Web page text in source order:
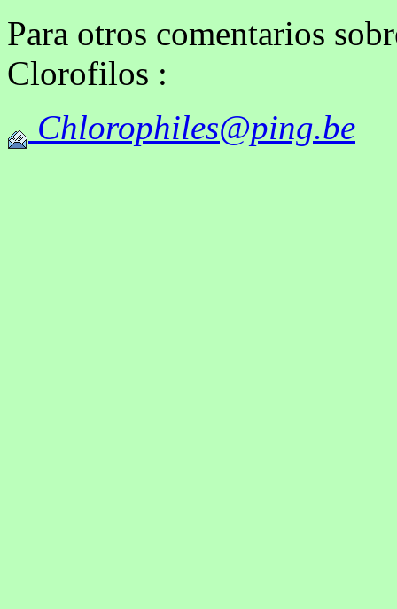
Para otros comentarios
Clorofilos :
Chlorophiles@ping.be